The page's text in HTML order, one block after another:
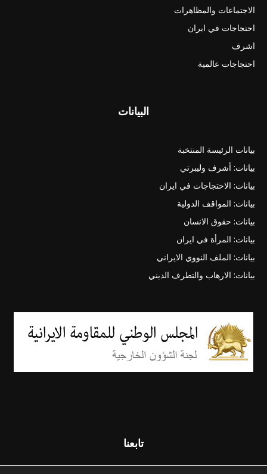
الاجتماعات والمظاهرات
احتجاجات في ايران
اشرف
احتجاجات عالمية
البيانات
بيانات الرئيسة المنتخبة
بيانات: أشرف وليبرتي
بيانات: الاحتجاجات في ايران
بيانات: المواقف الدولية
بيانات: حقوق الانسان
بيانات: المرأة في ايران
بيانات: الملف النووي الايراني
بيانات: الارهاب والتطرف الديني
تابعنا